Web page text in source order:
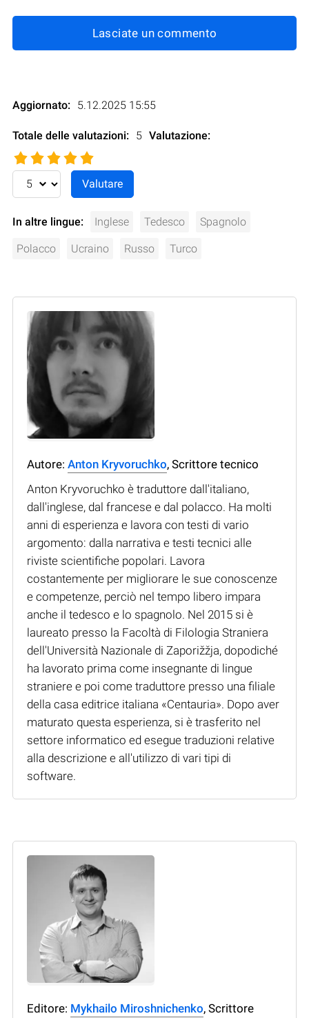
Lasciate un commento
Aggiornato: 5.12.2025 15:55
Totale delle valutazioni: 5 Valutazione:
In altre lingue: Inglese Tedesco Spagnolo
Polacco Ucraino Russo Turco
Autore: Anton Kryvoruchko, Scrittore tecnico
Anton Kryvoruchko è traduttore dall'italiano,
dall'inglese, dal francese e dal polacco. Ha molti
anni di esperienza e lavora con testi di vario
argomento: dalla narrativa e testi tecnici alle
riviste scientifiche popolari. Lavora
costantemente per migliorare le sue conoscenze
e competenze, perciò nel tempo libero impara
anche il tedesco e lo spagnolo. Nel 2015 si è
laureato presso la Facoltà di Filologia Straniera
dell'Università Nazionale di Zaporižžja, dopodiché
ha lavorato prima come insegnante di lingue
straniere e poi come traduttore presso una filiale
della casa editrice italiana «Centauria». Dopo aver
maturato questa esperienza, si è trasferito nel
settore informatico ed esegue traduzioni relative
alla descrizione e all'utilizzo di vari tipi di
software.
Editore: Mykhailo Miroshnichenko, Scrittore